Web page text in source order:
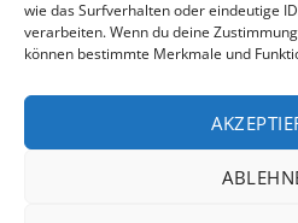
wie das Surfverhalten oder eindeutige
verarbeiten. Wenn du deine
können bestimmte Merkmale und